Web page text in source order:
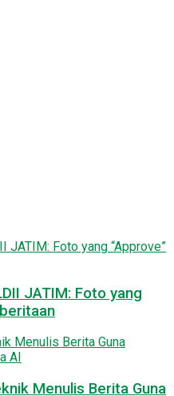
JATIM: Foto yang
Menulis Berita Guna